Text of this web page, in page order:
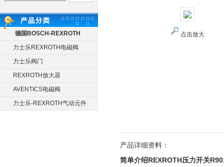
德国BOSCH-REXROTH
力士乐REXROTH电磁阀
力士乐阀门
REXROTH放大器
AVENTICS电磁阀
力士乐-REXROTH气动元件
点击放大
产品详细资料：
简单介绍REXROTH压力开关